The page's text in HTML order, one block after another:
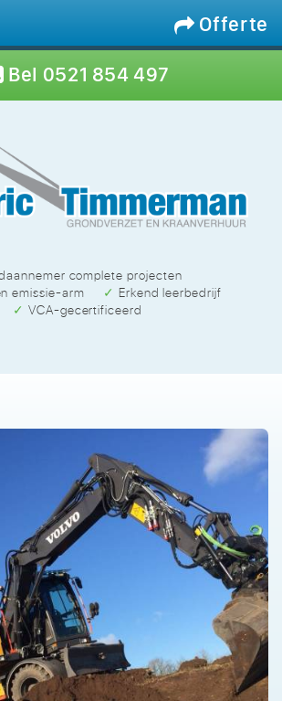
Bel 0521 854 497
Offerte
complete projecten
emissie-arm
✓ Erkend leerbedrijf
✓ VCA-gecertificeerd